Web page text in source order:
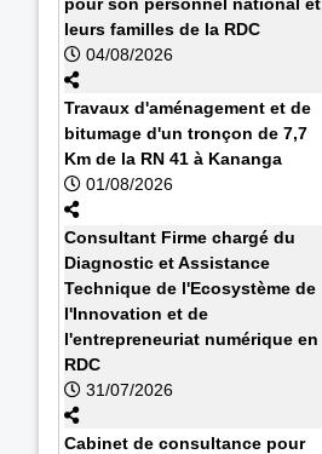
leurs familles de la RDC
04/08/2026
Travaux d'aménagement et de
bitumage d'un tronçon de 7,7
Km de la RN 41 à Kananga
01/08/2026
Consultant Firme chargé du
Diagnostic et Assistance
Technique de l'Ecosystème de
l'Innovation et de
l'entrepreneuriat numérique en
RDC
31/07/2026
Cabinet de consultance pour